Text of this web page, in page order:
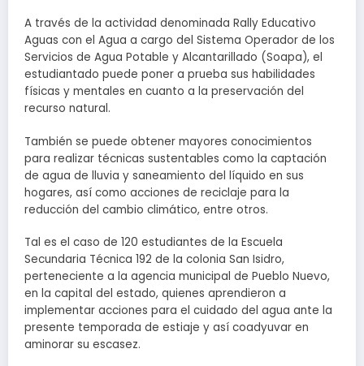
A través de la actividad denominada Rally Educativo
Aguas con el Agua a cargo del Sistema Operador de los
Servicios de Agua Potable y Alcantarillado (Soapa), el
estudiantado puede poner a prueba sus habilidades
físicas y mentales en cuanto a la preservación del
recurso natural.
También se puede obtener mayores conocimientos
para realizar técnicas sustentables como la captación
de agua de lluvia y saneamiento del líquido en sus
hogares, así como acciones de reciclaje para la
reducción del cambio climático, entre otros.
Tal es el caso de 120 estudiantes de la Escuela
Secundaria Técnica 192 de la colonia San Isidro,
perteneciente a la agencia municipal de Pueblo Nuevo,
en la capital del estado, quienes aprendieron a
implementar acciones para el cuidado del agua ante la
presente temporada de estiaje y así coadyuvar en
aminorar su escasez.